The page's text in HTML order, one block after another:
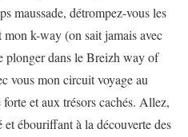
maussade, détrompez-vous les
mon k-way (on sait jamais avec
plonger dans le Breizh way of
vous mon circuit voyage au
et aux trésors cachés. Allez,
ébouriffant à la découverte des